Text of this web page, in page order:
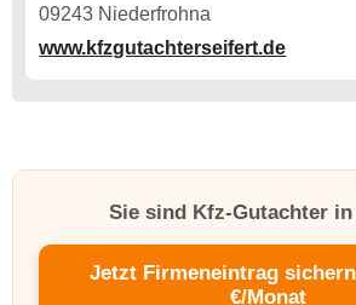
09243 Niederfrohna
www.kfzgutachterseifert.de
Sie sind Kfz-Gutachter in
Jetzt Firmeneintrag sichern
€/Monat